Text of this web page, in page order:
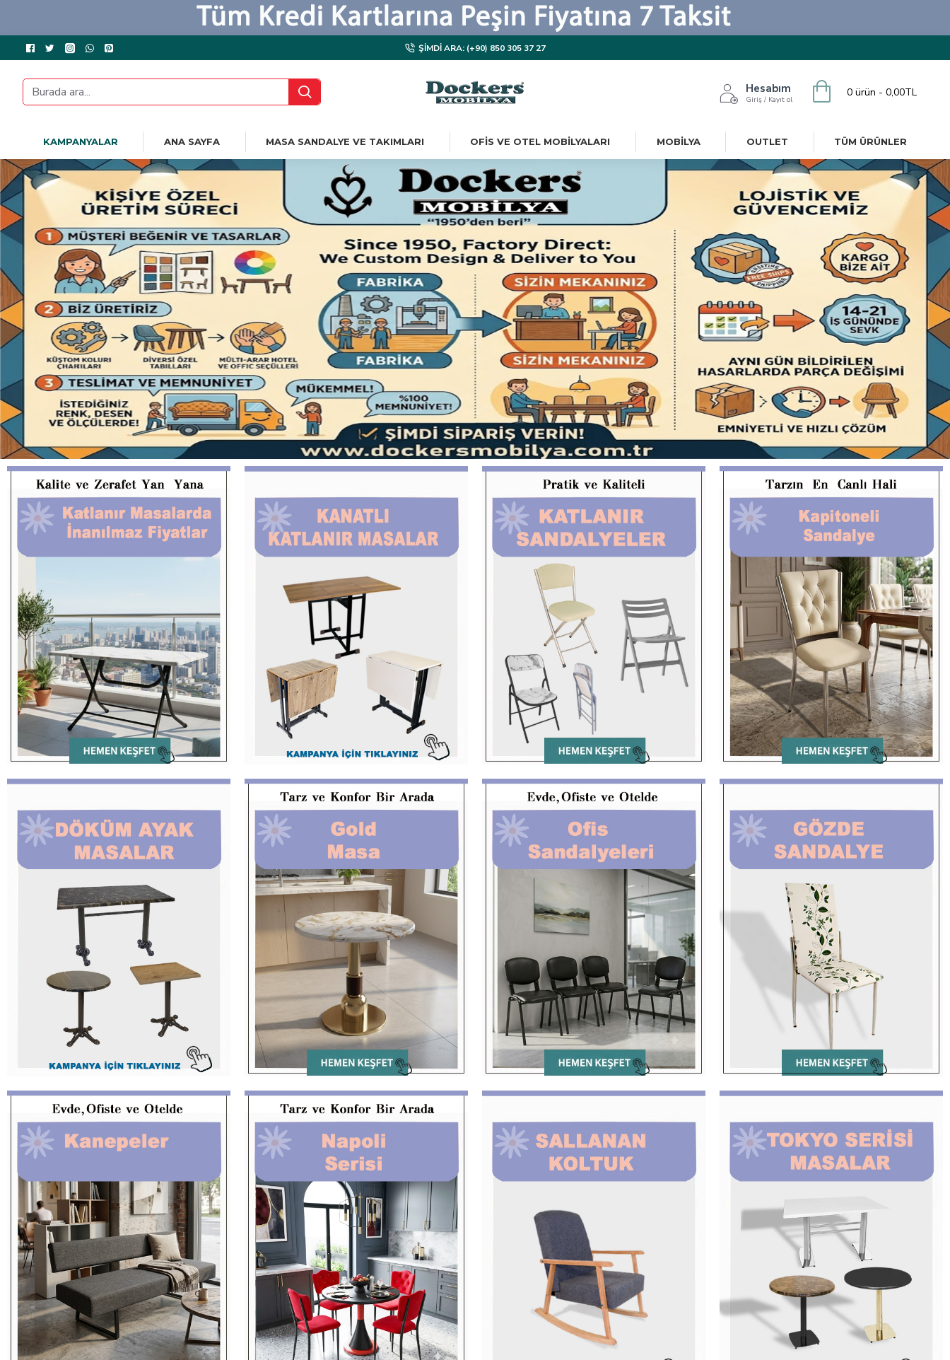
ŞIMDI ARA: (+90) 850 305 37 27
Hesabım
Giriş / Kayıt ol
0 ürün - 0,00TL
KAMPANYALAR ANA SAYFA MASA SANDALYE VE TAKIMLARI OFIS VE OTEL MOBILYALARI MOBILYA OUTLET TÜM ÜRÜNLER